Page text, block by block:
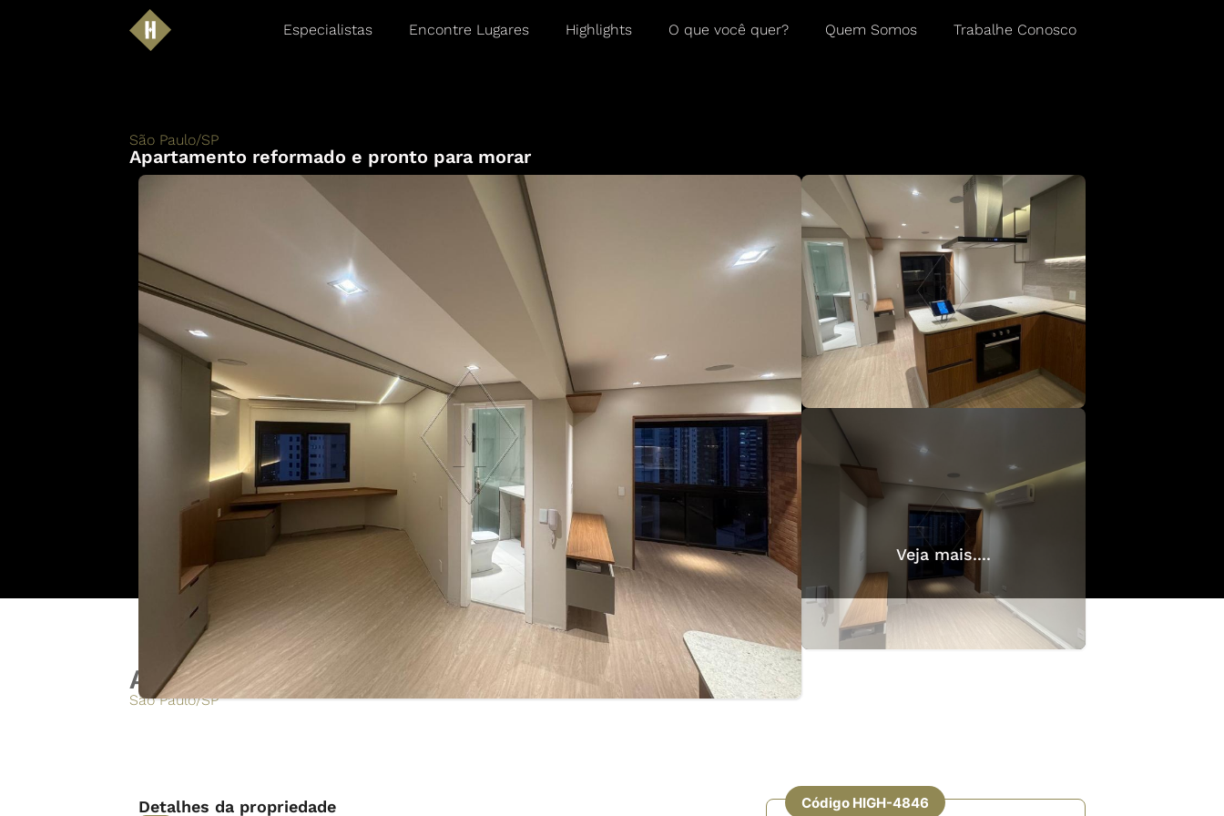
Especialistas Encontre Lugares Highlights O que você quer? Quem Somos Trabalhe Conosco
São Paulo/SP
Apartamento reformado e pronto para morar
Veja mais....
Apartamento reformado e pronto para morar
São Paulo/SP
Detalhes da propriedade
Código HIGH-4846